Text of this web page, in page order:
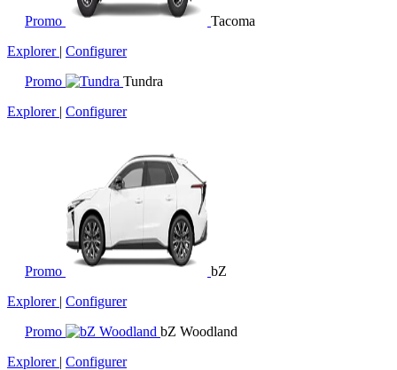
Promo
Tacoma
Explorer | Configurer
Promo
Tundra
Explorer | Configurer
Promo
bZ
Explorer | Configurer
Promo
bZ Woodland
Explorer | Configurer